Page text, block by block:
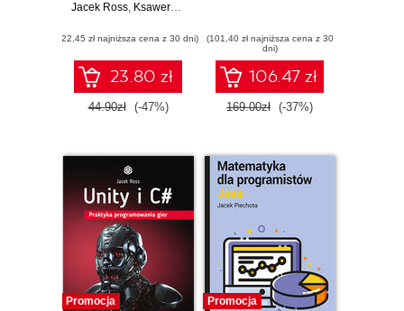
Jacek Ross, Ksawery Ross
(22,45 zł najniższa cena z 30 dni)
23.80 zł
44.90zł (-47%)
(101,40 zł najniższa cena z 30
dni)
106.47 zł
169.00zł (-37%)
Promocja Promocja